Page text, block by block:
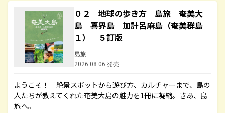
０２ 地球の歩き方 島旅 奄美大
島 喜界島 加計呂麻島（奄美群島
１） ５訂版
島旅
2026.08.06 発売
ようこそ！ 絶景スポットから遊び方、カルチャーまで、島の
人たちが教えてくれた奄美大島の魅力を1冊に凝縮。さあ、島
旅へ。